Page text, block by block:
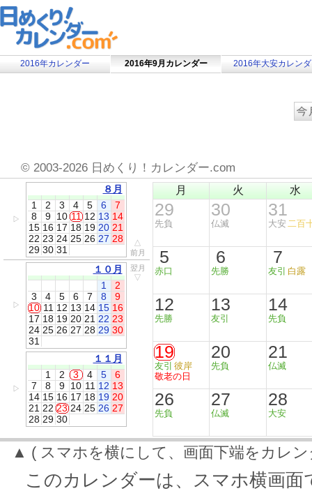
2016年カレンダー 2016年9月カレンダー 2016年大安カレン
© 2003-2026 日めくり！カレンダー.com
▷
８月
1
2 3 4 5 6
7
8
9 10 11 12 13 14
15 16 17 18 19 20 21
22 23 24 25 26 27 28
29 30 31
△
前月
▷
１０月
1
2
3
4 5 6 7 8
9
10 11 12 13 14 15 16
17 18 19 20 21 22 23
24 25 26 27 28 29 30
31
翌月
▽
▷
１１月
1
2 3 4 5
6
7
8 9 10 11 12 13
14 15 16 17 18 19 20
21 22 23 24 25 26 27
28 29 30
月 火 水
29
先負
30
仏滅
31
大安 二百
5
赤口
6
先勝
7
友引 白露
12
先勝
13
友引
14
先負
19
友引 彼岸
敬老の日
20
先負
21
仏滅
26
先負
27
仏滅
28
大安
▲ ( スマホを横にして、画面下端をカレ
このカレンダーは、スマホ横画面